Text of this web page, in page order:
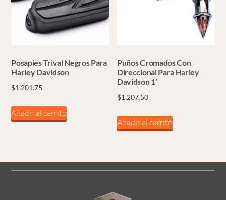
Posapies Trival Negros Para
Harley Davidson
$1,201.75
Añadir al carrito
Puños Cromados Con
Direccional Para Harley
Davidson 1′
$1,207.50
Añadir al carrito